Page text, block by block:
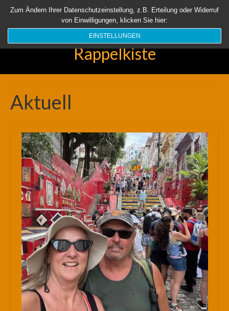
Startseite Aktuell Über uns Unsere Rappelkiste Länder
Suchen
Rappelkiste
Aktuell
Zum Ändern Ihrer Datenschutzeinstellung, z.B. Erteilung oder Widerruf
von Einwilligungen, klicken Sie hier:
EINSTELLUNGEN